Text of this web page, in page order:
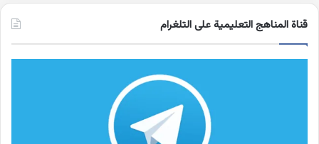
قناة المناهج التعليمية على التلغرام